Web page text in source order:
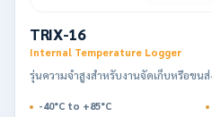
TRIX-16
Internal Temperature Logger
รุ่นความจำสูงสำหรับงานจัดเก็บหรือข
-40°C to +85°C